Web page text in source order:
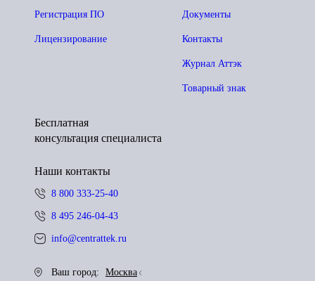
Документы
Контакты
Журнал Аттэк
Товарный знак
Регистрация ПО
Лицензирование
Бесплатная
консультация специалиста
Наши контакты
8 800 333-25-40
8 495 246-04-43
info@centrattek.ru
Ваш город:
Москва